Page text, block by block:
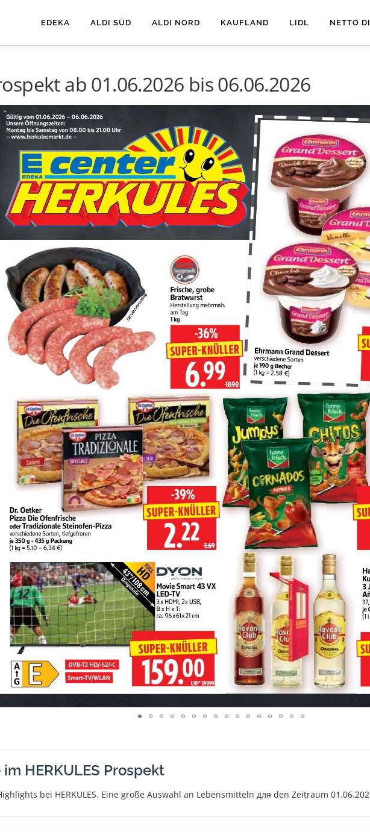
ЕDEKA ALDI SÜD ALDI NORD KAUFLAND LIDL NETTO
ab 01.06.2026 bis 06.06.2026
HERKULES Prospekt
bei HERKULES. Eine große Auswahl an Lebensmitteln для den Zeitraum